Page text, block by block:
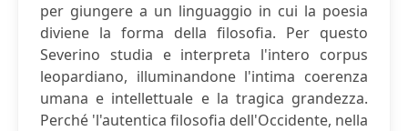
per giungere a un linguaggio in cui la poesia
diviene la forma della filosofia. Per questo
Severino studia e interpreta l'intero corpus
leopardiano, illuminandone l'intima coerenza
umana e intellettuale e la tragica grandezza.
Perché 'l'autentica filosofia dell'Occidente, nella